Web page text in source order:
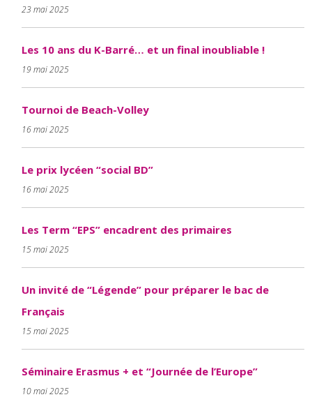
23 mai 2025
Les 10 ans du K-Barré… et un final inoubliable !
19 mai 2025
Tournoi de Beach-Volley
16 mai 2025
Le prix lycéen “social BD”
16 mai 2025
Les Term “EPS” encadrent des primaires
15 mai 2025
Un invité de “Légende” pour préparer le bac de
Français
15 mai 2025
Séminaire Erasmus + et “Journée de l’Europe”
10 mai 2025